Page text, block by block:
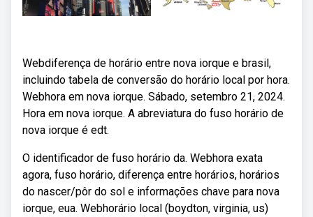
Webdiferença de horário entre nova iorque e brasil,
incluindo tabela de conversão do horário local por hora.
Webhora em nova iorque. Sábado, setembro 21, 2024.
Hora em nova iorque. A abreviatura do fuso horário de
nova iorque é edt.
O identificador de fuso horário da. Webhora exata
agora, fuso horário, diferença entre horários, horários
do nascer/pôr do sol e informações chave para nova
iorque, eua. Webhorário local (boydton, virginia, us)